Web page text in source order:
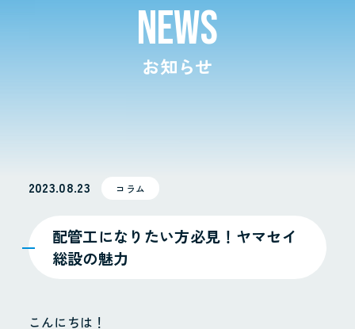
NEWS
お知らせ
2023.08.23 コラム
配管工になりたい方必見！ヤマセイ
総設の魅力
こんにちは！